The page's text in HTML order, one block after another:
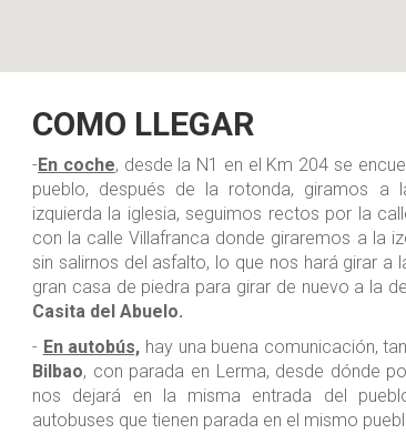
COMO LLEGAR
-En coche, desde la N1 en el Km 204 se
pueblo, después de la rotonda, giramos a
izquierda la iglesia, seguimos rectos por la
con la calle Villafranca donde giraremos a la
sin salirnos del asfalto, lo que nos hará girar a
gran casa de piedra para girar de nuevo a la
Casita del Abuelo.
- En autobús, hay una buena comunicación,
Bilbao, con parada en Lerma, desde dónde
nos dejará en la misma entrada del
autobuses que tienen parada en el mismo